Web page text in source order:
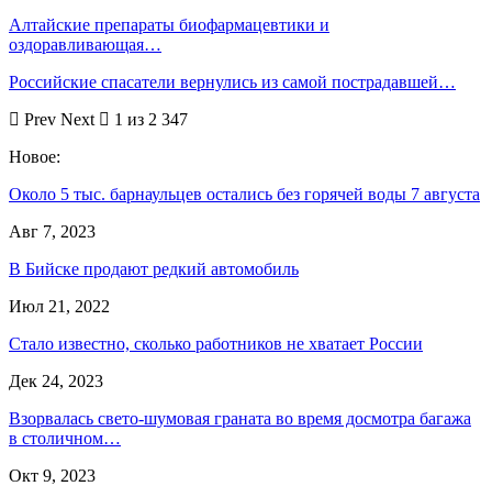
Алтайские препараты биофармацевтики и
оздоравливающая…
Российские спасатели вернулись из самой пострадавшей…
Prev Next
1 из 2 347
Новое:
Около 5 тыс. барнаульцев остались без горячей воды 7 августа
Авг 7, 2023
В Бийске продают редкий автомобиль
Июл 21, 2022
Стало известно, сколько работников не хватает России
Дек 24, 2023
Взорвалась свето-шумовая граната во время досмотра багажа
в столичном…
Окт 9, 2023